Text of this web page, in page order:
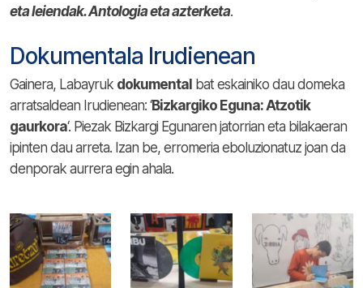
eta leiendak. Antologia eta azterketa.
Dokumentala Irudienean
Gainera, Labayruk dokumental bat eskainiko dau domeka
arratsaldean Irudienean: ‘Bizkargiko Eguna: Atzotik
gaurkora‘. Piezak Bizkargi Egunaren jatorrian eta bilakaeran
ipinten dau arreta. Izan be, erromeria eboluzionatuz joan da
denporak aurrera egin ahala.